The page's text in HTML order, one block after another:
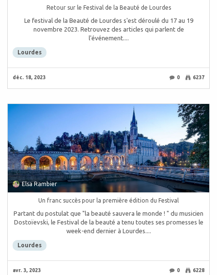
Retour sur le Festival de la Beauté de Lourdes
Le festival de la Beauté de Lourdes s'est déroulé du 17 au 19
novembre 2023. Retrouvez des articles qui parlent de
l'événement....
Lourdes
déc. 18, 2023 0 6237
Elsa Rambier
Un franc succès pour la première édition du Festival
Partant du postulat que "la beauté sauvera le monde ! " du musicien
Dostoïevski, le Festival de la beauté a tenu toutes ses promesses le
week-end dernier à Lourdes....
Lourdes
avr. 3, 2023 0 6228